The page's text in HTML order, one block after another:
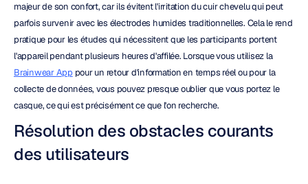
majeur de son confort, car ils évitent l'irritation du cuir chevelu qui peut
parfois survenir avec les électrodes humides traditionnelles. Cela le rend
pratique pour les études qui nécessitent que les participants portent
l'appareil pendant plusieurs heures d'affilée. Lorsque vous utilisez la
Brainwear App pour un retour d'information en temps réel ou pour la
collecte de données, vous pouvez presque oublier que vous portez le
casque, ce qui est précisément ce que l'on recherche.
Résolution des obstacles courants
des utilisateurs